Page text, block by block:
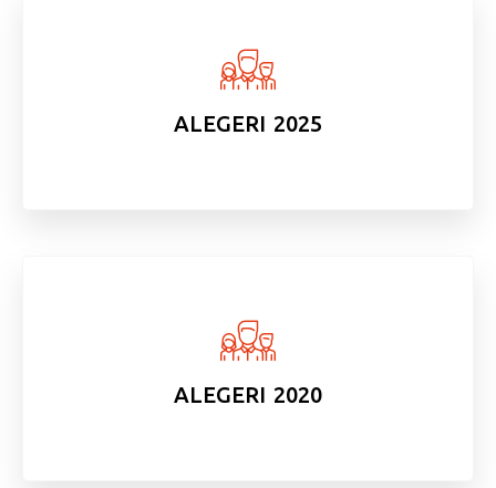
ALEGERI 2025
ALEGERI 2020